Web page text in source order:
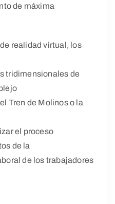
de máxima
realidad virtual, los
tridimensionales de
Tren de Molinos o la
el proceso
de la
de los trabajadores